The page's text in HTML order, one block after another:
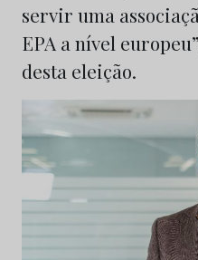
servir uma
EPA a nível
desta eleição.